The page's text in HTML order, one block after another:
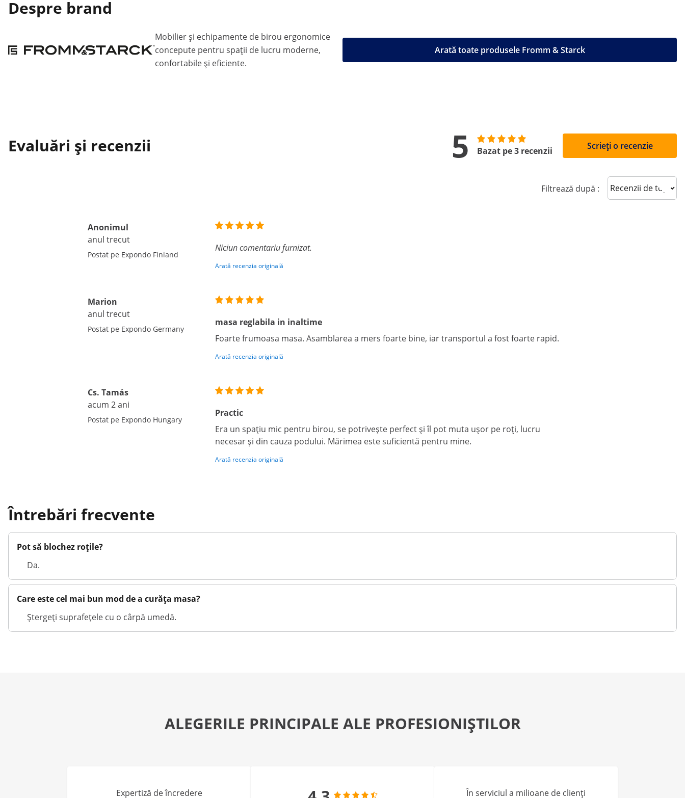
Despre brand
Mobilier și echipamente de birou ergonomice
concepute pentru spații de lucru moderne,
confortabile și eficiente.
Arată toate produsele Fromm & Starck
Evaluări și recenzii 5 Bazat pe 3 recenzii Scrieți o recenzie
Filtrează după : Sort reviews
Anonimul
anul trecut
Postat pe Expondo Finland
Niciun comentariu furnizat.
Arată recenzia originală
Marion
anul trecut
Postat pe Expondo Germany
masa reglabila in inaltime
Foarte frumoasa masa. Asamblarea a mers foarte bine, iar transportul a fost foarte rapid.
Arată recenzia originală
Cs. Tamás
acum 2 ani
Postat pe Expondo Hungary
Practic
Era un spațiu mic pentru birou, se potrivește perfect și îl pot muta ușor pe roți, lucru
necesar și din cauza podului. Mărimea este suficientă pentru mine.
Arată recenzia originală
Întrebări frecvente
Pot să blochez roțile?
Da.
Care este cel mai bun mod de a curăța masa?
Ștergeți suprafețele cu o cârpă umedă.
ALEGERILE PRINCIPALE ALE PROFESIONIȘTILOR
Expertiză de încredere În serviciul a milioane de clienți